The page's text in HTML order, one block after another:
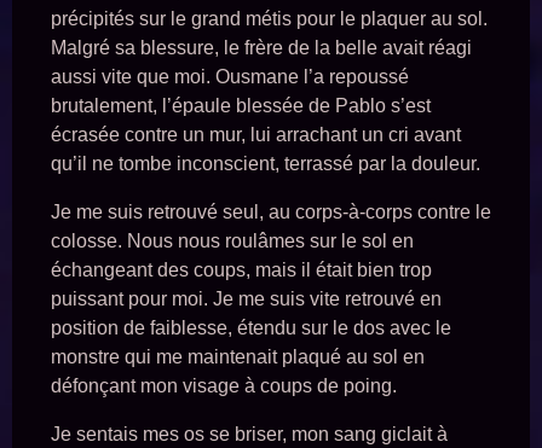
précipités sur le grand métis pour le plaquer au sol.
Malgré sa blessure, le frère de la belle avait réagi
aussi vite que moi. Ousmane l’a repoussé
brutalement, l’épaule blessée de Pablo s’est
écrasée contre un mur, lui arrachant un cri avant
qu’il ne tombe inconscient, terrassé par la douleur.
Je me suis retrouvé seul, au corps-à-corps contre le
colosse. Nous nous roulâmes sur le sol en
échangeant des coups, mais il était bien trop
puissant pour moi. Je me suis vite retrouvé en
position de faiblesse, étendu sur le dos avec le
monstre qui me maintenait plaqué au sol en
défonçant mon visage à coups de poing.
Je sentais mes os se briser, mon sang giclait à